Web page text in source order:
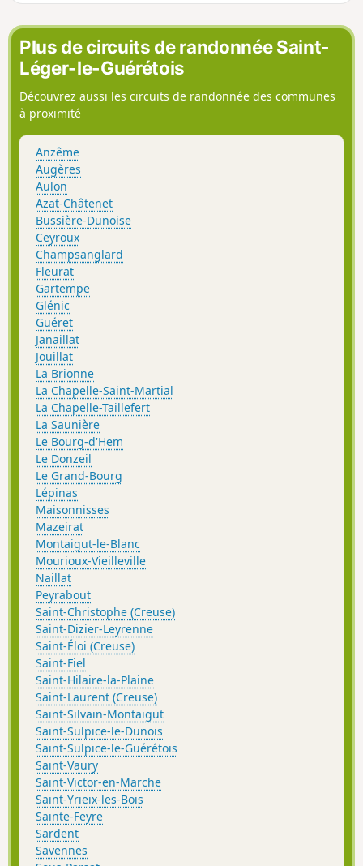
Plus de circuits de randonnée Saint-
Léger-le-Guérétois
Découvrez aussi les circuits de randonnée des communes
à proximité
Anzême
Augères
Aulon
Azat-Châtenet
Bussière-Dunoise
Ceyroux
Champsanglard
Fleurat
Gartempe
Glénic
Guéret
Janaillat
Jouillat
La Brionne
La Chapelle-Saint-Martial
La Chapelle-Taillefert
La Saunière
Le Bourg-d'Hem
Le Donzeil
Le Grand-Bourg
Lépinas
Maisonnisses
Mazeirat
Montaigut-le-Blanc
Mourioux-Vieilleville
Naillat
Peyrabout
Saint-Christophe (Creuse)
Saint-Dizier-Leyrenne
Saint-Éloi (Creuse)
Saint-Fiel
Saint-Hilaire-la-Plaine
Saint-Laurent (Creuse)
Saint-Silvain-Montaigut
Saint-Sulpice-le-Dunois
Saint-Sulpice-le-Guérétois
Saint-Vaury
Saint-Victor-en-Marche
Saint-Yrieix-les-Bois
Sainte-Feyre
Sardent
Savennes